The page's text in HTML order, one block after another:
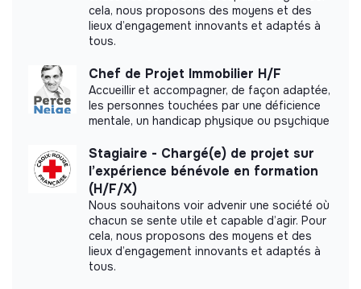
Maisons des Jeunes Talents did not yet
communicate its impact measurement.
This structure did not communicate to us the
labels or certifications that it was able to obtain.
Documents
cela, nous proposons des moyens et des
lieux d’engagement innovants et adaptés à
tous.
Chef de Projet Immobilier H/F
Accueillir et accompagner, de façon adaptée,
les personnes touchées par une déficience
mentale, un handicap physique ou psychique
Stagiaire - Chargé(e) de projet sur
l’expérience bénévole en formation
(H/F/X)
Nous souhaitons voir advenir une société où
chacun se sente utile et capable d’agir. Pour
cela, nous proposons des moyens et des
lieux d’engagement innovants et adaptés à
tous.